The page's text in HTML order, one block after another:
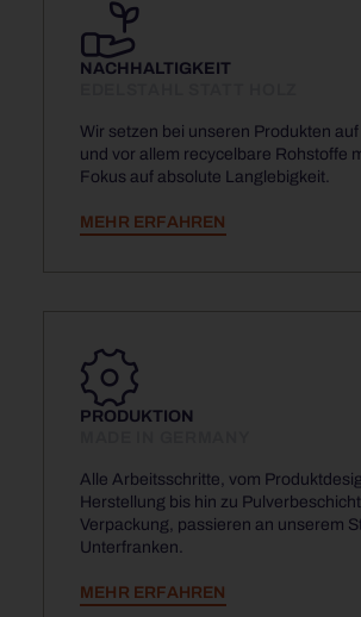
NACHHALTIGKEIT
Wir setzen bei unseren Produkten
und vor allem recycelbare Rohstoffe
Fokus auf absolute Langlebigkeit.
MEHR ERFAHREN
PRODUKTION
Alle Arbeitsschritte, vom
Herstellung bis hin zu
Verpackung, passieren an unserem
Unterfranken.
MEHR ERFAHREN